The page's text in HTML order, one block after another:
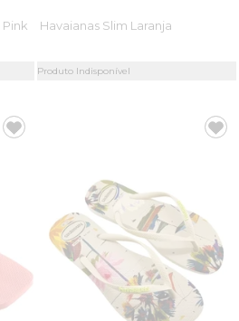
Havaianas Slim Laranja
Produto Indisponível